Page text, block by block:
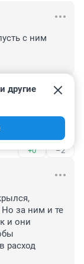
с ним
–1
? ага . верим
+0 –2
другие
за ним и те
и они
расход